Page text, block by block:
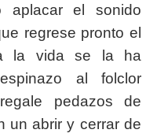
aplacar el sonido
regrese pronto el
la vida se la ha
al folclor
pedazos de
un abrir y cerrar de